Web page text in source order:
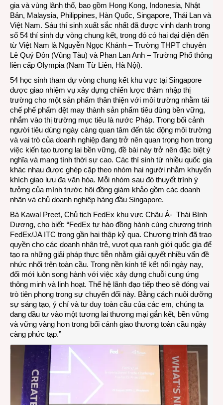
2025
Châu
Á
Thái
gia và vùng lãnh thổ, bao gồm Hong Kong, Indonesia, Nhật
Bản, Malaysia, Philippines, Hàn Quốc, Singapore, Thái Lan và
Việt Nam. Sáu thí sinh xuất sắc nhất đã được vinh danh trong
số 54 thí sinh dự vòng chung kết, trong đó có hai đại diện đến
từ Việt Nam là Nguyễn Ngọc Khánh – Trường THPT chuyên
Lê Quý Đôn (Vũng Tàu) và Phan Lan Anh – Trường Phổ thông
liên cấp Olympia (Nam Từ Liên, Hà Nội).
54 học sinh tham dự vòng chung kết khu vực tại Singapore
được giao nhiệm vụ xây dựng chiến lược thâm nhập thị
trường cho một sản phẩm thân thiện với môi trường nhằm tái
chế phế phẩm dệt may thành sản phẩm tiêu dùng bền vững,
nhắm vào thị trường mục tiêu là nước Pháp. Trong bối cảnh
người tiêu dùng ngày càng quan tâm đến tác động môi trường
và vai trò của doanh nghiệp đang trở nên quan trọng hơn trong
việc kiến tạo tương lai bền vững, đề bài này trở nên đặc biệt ý
nghĩa và mang tính thời sự cao. Các thí sinh từ nhiều quốc gia
khác nhau được ghép cặp theo nhóm hai người nhằm khuyến
khích giao lưu đa văn hóa. Mỗi nhóm sau đó thuyết trình ý
tưởng của mình trước hội đồng giám khảo gồm các doanh
nhân và chủ doanh nghiệp hàng đầu Singapore.
Bà Kawal Preet, Chủ tịch FedEx khu vực Châu Á- Thái Bình
Dương, cho biết: “FedEx tự hào đồng hành cùng chương trình
FedEx/JA ITC trong gần hai thập kỷ qua. Chương trình đã trao
quyền cho các doanh nhân trẻ, vượt qua ranh giới quốc gia để
tạo ra những giải pháp thực tiễn nhằm giải quyết nhiều vấn đề
nhức nhối trên toàn cầu. Trong nền kinh tế kết nối ngày nay,
đổi mới luôn song hành với việc xây dựng chuỗi cung ứng
thông minh và linh hoạt. Thế hệ lãnh đạo tiếp theo sẽ đóng vai
trò tiên phong trong sự chuyển đổi này. Bằng cách nuôi dưỡng
sự sáng tạo, ý chí và tư duy toàn cầu của các em, chúng ta
đang đầu tư vào một tương lai thương mại gắn kết, bền vững
và vững vàng hơn trong bối cảnh giao thương toàn cầu ngày
càng phức tạp.”